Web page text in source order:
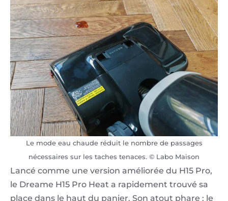
Le mode eau chaude réduit le nombre de passages
nécessaires sur les taches tenaces. © Labo Maison
Lancé comme une version améliorée du H15 Pro,
le Dreame H15 Pro Heat a rapidement trouvé sa
place dans le haut du panier. Son atout phare : le